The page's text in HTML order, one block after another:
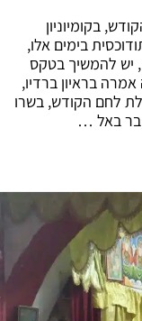
בימים אלו,
להמשיך בטקס
בראיון ברדיו,
הקודש, בשרו
באל …